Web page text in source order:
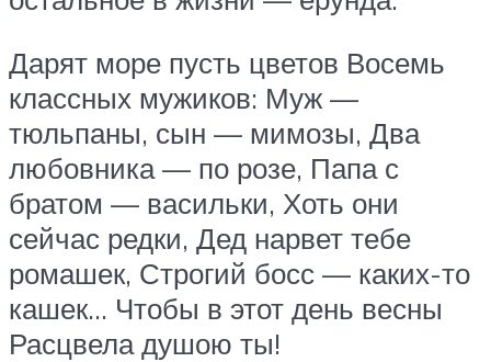
Дарят море пусть цветов Восемь
классных мужиков: Муж —
тюльпаны, сын — мимозы, Два
любовника — по розе, Папа с
братом — васильки, Хоть они
сейчас редки, Дед нарвет тебе
ромашек, Строгий босс — каких-то
кашек… Чтобы в этот день весны
Расцвела душою ты!